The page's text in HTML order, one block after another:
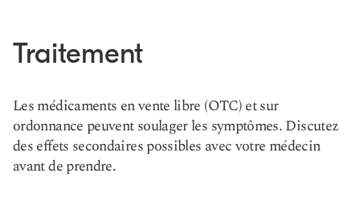
Traitement
Les médicaments en vente libre (OTC) et sur
ordonnance peuvent soulager les symptômes. Discutez
des effets secondaires possibles avec votre médecin
avant de prendre.